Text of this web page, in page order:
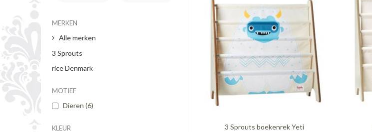
MERKEN
Alle merken
3 Sprouts
rice Denmark
MOTIEF
Dieren (6)
KLEUR 3 Sprouts boekenrek Yeti